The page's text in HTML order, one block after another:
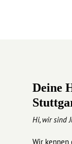
Deine
Hi, wir sind
Wir kennen